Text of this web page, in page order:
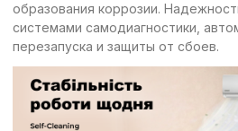
образования коррозии.
системами самодиагностики,
перезапуска и защиты от сбоев.